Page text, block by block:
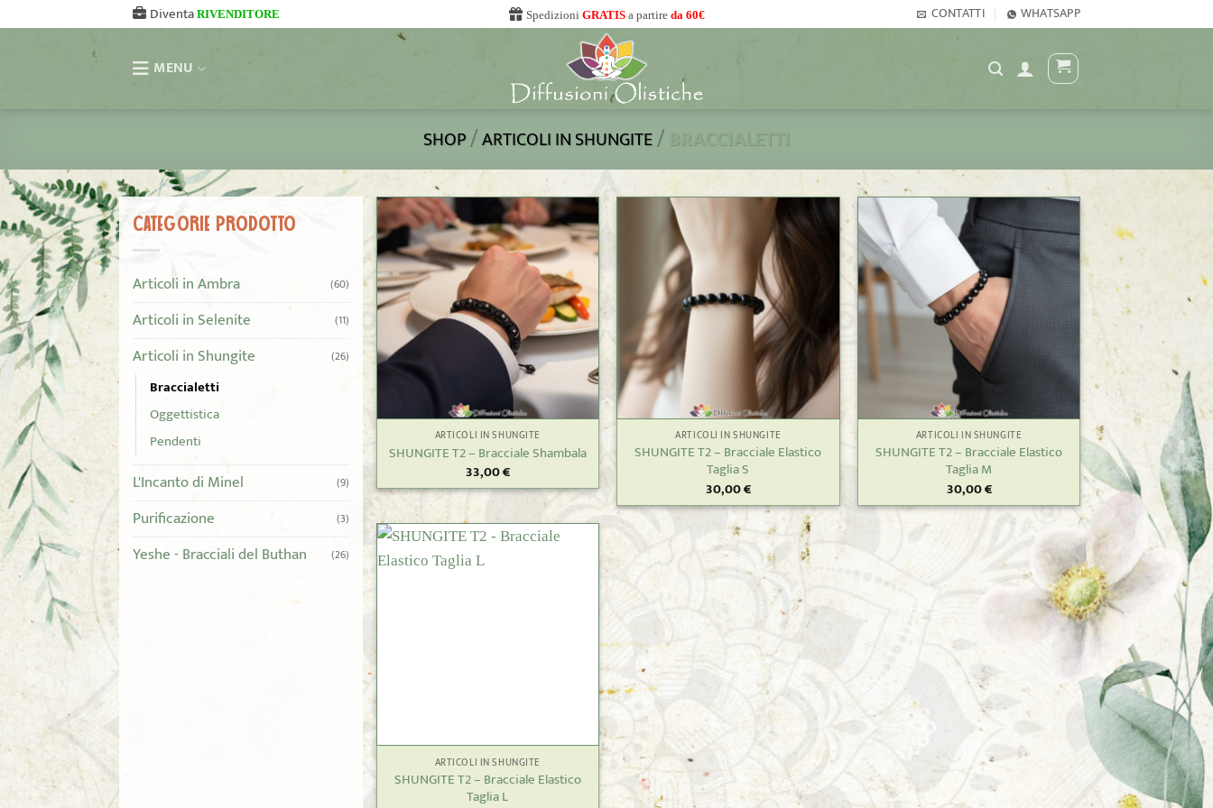
ai
Diventa RIVENDITORE Spedizioni GRATIS a partire da 60€ CONTATTI WHATSAPP
MENU
SHOP/ARTICOLI IN SHUNGITE/ BRACCIALETTI
CATEGORIE PRODOTTO
Articoli in Ambra (60)
Articoli in Selenite (11)
Articoli in Shungite (26)
Braccialetti
Oggettistica
Pendenti
L'Incanto di Minel (9)
Purificazione (3)
Yeshe - Bracciali del Buthan (26)
ARTICOLI IN SHUNGITE
SHUNGITE T2 – Bracciale Shambala
33,00€
ARTICOLI IN SHUNGITE
SHUNGITE T2 – Bracciale Elastico
Taglia S
30,00€
ARTICOLI IN SHUNGITE
SHUNGITE T2 – Bracciale Elastico
Taglia M
30,00€
ARTICOLI IN SHUNGITE
SHUNGITE T2 – Bracciale Elastico
Taglia L